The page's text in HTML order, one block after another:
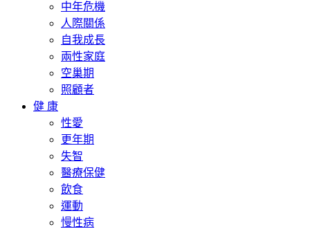
中年危機
人際關係
自我成長
兩性家庭
空巢期
照顧者
健 康
性愛
更年期
失智
醫療保健
飲食
運動
慢性病